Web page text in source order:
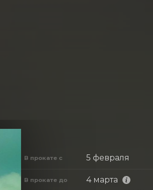
В прокате с 5 февраля
В прокате до 4 марта